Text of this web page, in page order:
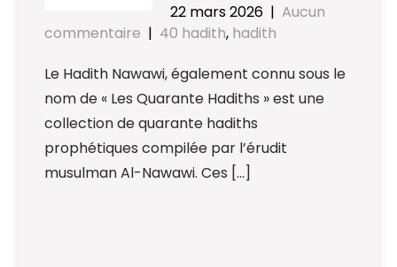
22 mars 2026 | Aucun
commentaire | 40 hadith, hadith
Le Hadith Nawawi, également connu sous le
nom de « Les Quarante Hadiths » est une
collection de quarante hadiths
prophétiques compilée par l’érudit
musulman Al-Nawawi. Ces […]